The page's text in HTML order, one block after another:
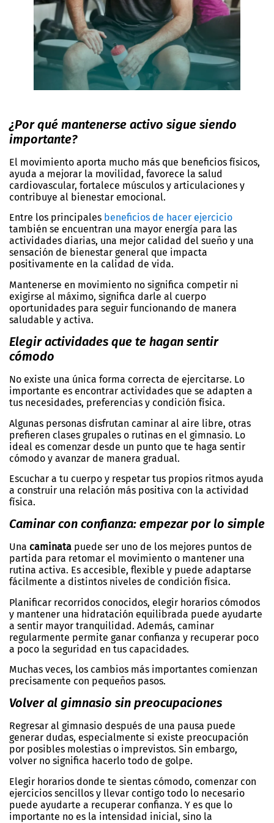
¿Por qué mantenerse activo sigue siendo
importante?
El movimiento aporta mucho más que beneficios físicos,
ayuda a mejorar la movilidad, favorece la salud
cardiovascular, fortalece músculos y articulaciones y
contribuye al bienestar emocional.
Entre los principales beneficios de hacer ejercicio
también se encuentran una mayor energía para las
actividades diarias, una mejor calidad del sueño y una
sensación de bienestar general que impacta
positivamente en la calidad de vida.
Mantenerse en movimiento no significa competir ni
exigirse al máximo, significa darle al cuerpo
oportunidades para seguir funcionando de manera
saludable y activa.
Elegir actividades que te hagan sentir
cómodo
No existe una única forma correcta de ejercitarse. Lo
importante es encontrar actividades que se adapten a
tus necesidades, preferencias y condición física.
Algunas personas disfrutan caminar al aire libre, otras
prefieren clases grupales o rutinas en el gimnasio. Lo
ideal es comenzar desde un punto que te haga sentir
cómodo y avanzar de manera gradual.
Escuchar a tu cuerpo y respetar tus propios ritmos ayuda
a construir una relación más positiva con la actividad
física.
Caminar con confianza: empezar por lo simple
Una caminata puede ser uno de los mejores puntos de
partida para retomar el movimiento o mantener una
rutina activa. Es accesible, flexible y puede adaptarse
fácilmente a distintos niveles de condición física.
Planificar recorridos conocidos, elegir horarios cómodos
y mantener una hidratación equilibrada puede ayudarte
a sentir mayor tranquilidad. Además, caminar
regularmente permite ganar confianza y recuperar poco
a poco la seguridad en tus capacidades.
Muchas veces, los cambios más importantes comienzan
precisamente con pequeños pasos.
Volver al gimnasio sin preocupaciones
Regresar al gimnasio después de una pausa puede
generar dudas, especialmente si existe preocupación
por posibles molestias o imprevistos. Sin embargo,
volver no significa hacerlo todo de golpe.
Elegir horarios donde te sientas cómodo, comenzar con
ejercicios sencillos y llevar contigo todo lo necesario
puede ayudarte a recuperar confianza. Y es que lo
importante no es la intensidad inicial, sino la